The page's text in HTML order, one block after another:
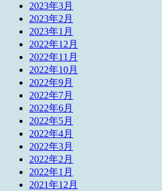
2023年3月
2023年2月
2023年1月
2022年12月
2022年11月
2022年10月
2022年9月
2022年7月
2022年6月
2022年5月
2022年4月
2022年3月
2022年2月
2022年1月
2021年12月